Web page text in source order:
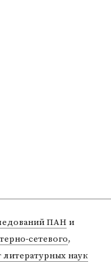
ПАН и
сетевого,
литературных наук